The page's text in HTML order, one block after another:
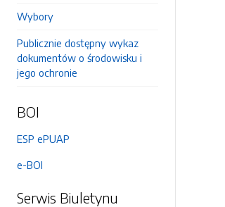
Wybory
Publicznie dostępny wykaz
dokumentów o środowisku i
jego ochronie
BOI
ESP ePUAP
e-BOI
Serwis Biuletynu